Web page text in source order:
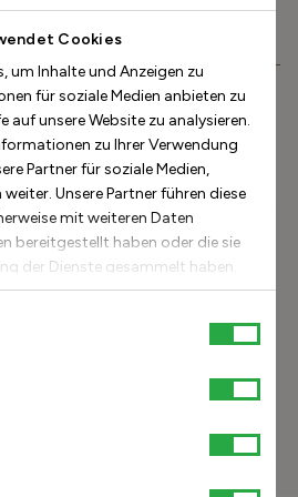
Cookies
um Inhalte und Anzeigen zu
für soziale Medien anbieten zu
auf unsere Website zu analysieren.
zu Ihrer Verwendung
Partner für soziale Medien,
Unsere Partner führen diese
mit weiteren Daten
bereitgestellt haben oder die sie
der Dienste gesammelt haben.
Meine Größe